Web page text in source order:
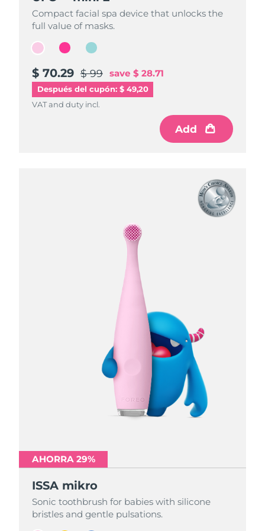
Compact facial spa device that unlocks the
full value of masks.
$ 70.29 $ 99 save $ 28.71
Después del cupón: $ 49,20
VAT and duty incl.
Add
Compact facial spa device that unlocks the
full value of masks.
$ 70.29 $ 99 save $ 28.71
VAT and duty incl.
Add
Compact facial spa device that unlocks the
full value of masks.
$ 70.29 $ 99 save $ 28.71
VAT and duty incl.
Add
AHORRA 29%
ISSA mikro
Sonic toothbrush for babies with silicone
bristles and gentle pulsations.
AHORRA 29%
ISSA mikro
Sonic toothbrush for babies with silicone
bristles and gentle pulsations.
AHORRA 29%
ISSA mikro
Sonic toothbrush for babies with silicone
bristles and gentle pulsations.